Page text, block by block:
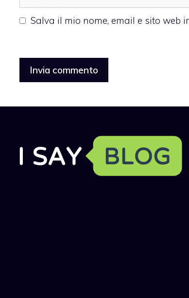
web
Salva il mio nome, email e sito web